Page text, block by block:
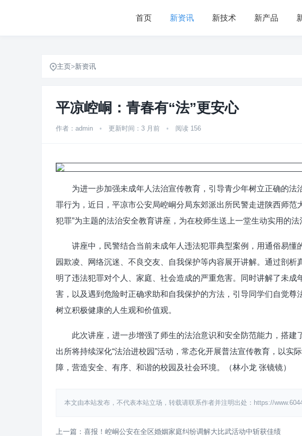
首页 新资讯 新技术 新产品
主页>新资讯
平凉崆峒：青春有“法”更安心
作者：admin • 更新时间：3 月前 • 阅读 156
为进一步加强未成年人法治宣传教育，引导青少年树立正确的法
罪行为，近日，平凉市公安局崆峒分局东郊派出所民警走进陕西师范
犯罪”为主题的法治安全教育讲座，为在校师生送上一堂生动实用的法
讲座中，民警结合当前未成年人违法犯罪典型案例，用通俗易懂
园欺凌、网络沉迷、不良交友、自我保护等内容展开讲解。通过剖析
明了违法犯罪对个人、家庭、社会造成的严重危害。同时讲解了未成
害，以及遇到危险时正确求助和自我保护的方法，引导同学们自觉尊
树立积极健康的人生观和价值观。
此次讲座，进一步增强了师生的法治意识和安全防范能力，搭建
出所将持续深化“法治进校园”活动，常态化开展普法宣传教育，以实
障，营造安全、有序、和谐的校园及社会环境。（林小龙 张镜镜）
本文由本站发布，不代表本站立场，转载请联系作者并注明出处：https://
上一篇：喜报！崆峒公安在全区婚姻家庭纠纷调解大比武活动中斩获佳绩